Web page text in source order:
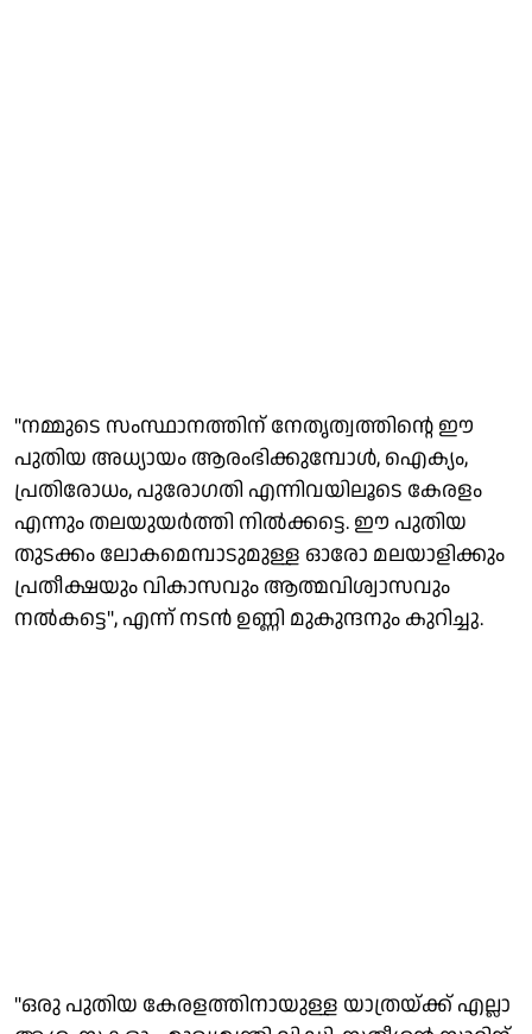
"നമ്മുടെ സംസ്ഥാനത്തിന് നേതൃത്വത്തിൻ്റെ ഈ
പുതിയ അധ്യായം ആരംഭിക്കുമ്പോൾ, ഐക്യം,
പ്രതിരോധം, പുരോഗതി എന്നിവയിലൂടെ കേരളം
എന്നും തലയുയർത്തി നിൽക്കട്ടെ. ഈ പുതിയ
തുടക്കം ലോകമെമ്പാടുമുള്ള ഓരോ മലയാളിക്കും
പ്രതീക്ഷയും വികാസവും ആത്മവിശ്വാസവും
നൽകട്ടെ", എന്ന് നടൻ ഉണ്ണി മുകുന്ദനും കുറിച്ചു.
"ഒരു പുതിയ കേരളത്തിനായുള്ള യാത്രയ്ക്ക് എല്ലാ